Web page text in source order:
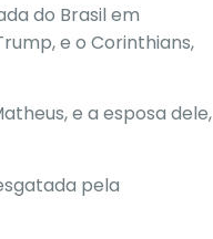
do Brasil em
e o Corinthians,
e a esposa dele,
pela